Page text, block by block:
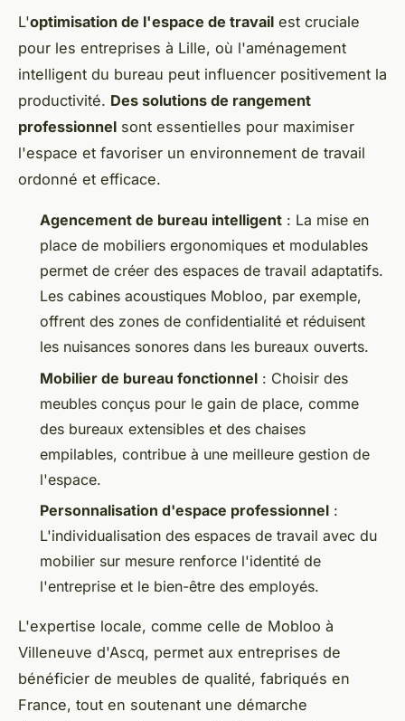
L'optimisation de l'espace de travail est cruciale
pour les entreprises à Lille, où l'aménagement
intelligent du bureau peut influencer positivement la
productivité. Des solutions de rangement
professionnel sont essentielles pour maximiser
l'espace et favoriser un environnement de travail
ordonné et efficace.
Agencement de bureau intelligent : La mise en
place de mobiliers ergonomiques et modulables
permet de créer des espaces de travail adaptatifs.
Les cabines acoustiques Mobloo, par exemple,
offrent des zones de confidentialité et réduisent
les nuisances sonores dans les bureaux ouverts.
Mobilier de bureau fonctionnel : Choisir des
meubles conçus pour le gain de place, comme
des bureaux extensibles et des chaises
empilables, contribue à une meilleure gestion de
l'espace.
Personnalisation d'espace professionnel :
L'individualisation des espaces de travail avec du
mobilier sur mesure renforce l'identité de
l'entreprise et le bien-être des employés.
L'expertise locale, comme celle de Mobloo à
Villeneuve d'Ascq, permet aux entreprises de
bénéficier de meubles de qualité, fabriqués en
France, tout en soutenant une démarche